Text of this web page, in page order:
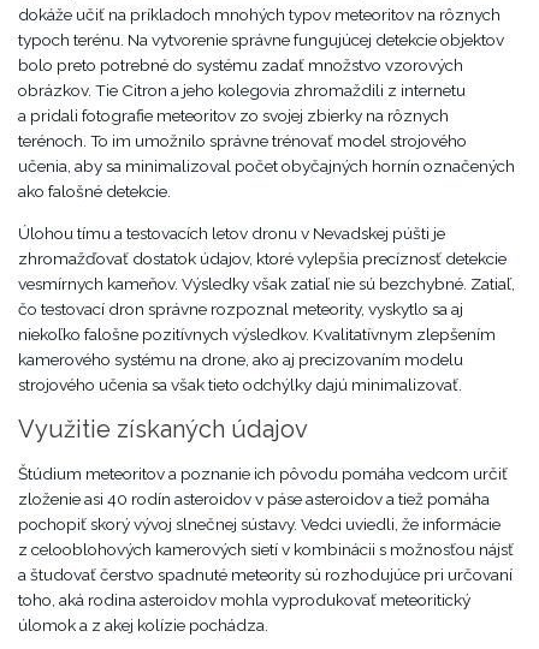
dokáže učiť na príkladoch mnohých typov meteoritov na rôznych
typoch terénu. Na vytvorenie správne fungujúcej detekcie objektov
bolo preto potrebné do systému zadať množstvo vzorových
obrázkov. Tie Citron a jeho kolegovia zhromaždili z internetu
a pridali fotografie meteoritov zo svojej zbierky na rôznych
terénoch. To im umožnilo správne trénovať model strojového
učenia, aby sa minimalizoval počet obyčajných hornín označených
ako falošné detekcie.
Úlohou tímu a testovacích letov dronu v Nevadskej púšti je
zhromažďovať dostatok údajov, ktoré vylepšia precíznosť detekcie
vesmírnych kameňov. Výsledky však zatiaľ nie sú bezchybné. Zatiaľ,
čo testovací dron správne rozpoznal meteority, vyskytlo sa aj
niekoľko falošne pozitívnych výsledkov. Kvalitatívnym zlepšením
kamerového systému na drone, ako aj precizovaním modelu
strojového učenia sa však tieto odchýlky dajú minimalizovať.
Využitie získaných údajov
Štúdium meteoritov a poznanie ich pôvodu pomáha vedcom určiť
zloženie asi 40 rodín asteroidov v páse asteroidov a tiež pomáha
pochopiť skorý vývoj slnečnej sústavy. Vedci uviedli, že informácie
z celooblohových kamerových sietí v kombinácii s možnosťou nájsť
a študovať čerstvo spadnuté meteority sú rozhodujúce pri určovaní
toho, aká rodina asteroidov mohla vyprodukovať meteoritický
úlomok a z akej kolízie pochádza.